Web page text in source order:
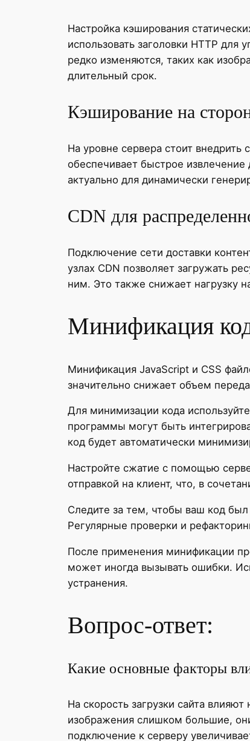
Настройка кэширования
использовать заголовки HTTP
редко изменяются, таких как
длительный срок.
Кэширование на
На уровне сервера стоит
обеспечивает быстрое
актуально для динамически
CDN для
Подключение сети доставки
узлах CDN позволяет загружать
ним. Это также снижает нагрузку
Минификация
Минификация JavaScript и CSS
значительно снижает объем
Для минимизации кода
программы могут быть
код будет автоматически
Настройте сжатие с помощью
отправкой на клиент, что, в
Следите за тем, чтобы ваш код
Регулярные проверки и
После применения минификации
может иногда вызывать ошибки.
устранения.
Вопрос-ответ:
Какие основные факторы
На скорость загрузки сайта
изображения слишком большие,
подключение к серверу